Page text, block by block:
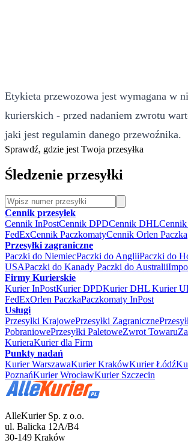
Etykieta przewozowa jest wymagana w
kurierskich - przed nadaniem zwrotu
jaki jest regulamin danego przewoźnika.
Sprawdź, gdzie jest Twoja przesyłka
Śledzenie przesyłki
Cennik przesyłek
Cennik InPostCennik DPDCennik DHL
FedExCennik PaczkomatyCennik Orlen Paczka
Przesyłki zagraniczne
Paczki do NiemiecPaczki do AngliiPaczki do
USAPaczki do Kanady Paczki do Australii
Firmy Kurierskie
Kurier InPostKurier DPDKurier DHL Kurier
FedExOrlen PaczkaPaczkomaty InPost
Usługi
Przesyłki KrajowePrzesyłki Zagraniczne
PobraniowePrzesyłki PaletoweZwrot Towaru
KurieraKurier dla Firm
Punkty nadań
Kurier WarszawaKurier KrakówKurier Łódź
PoznańKurier WrocławKurier Szczecin
AlleKurier Sp. z o.o.
ul. Balicka 12A/B4
30-149 Kraków